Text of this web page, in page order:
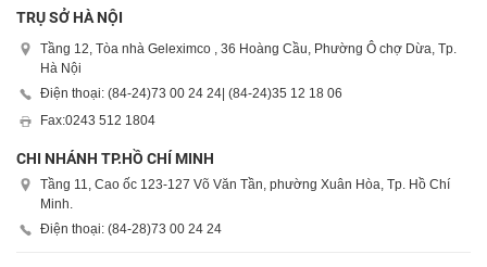
TRỤ SỞ HÀ NỘI
Tầng 12, Tòa nhà Geleximco , 36 Hoàng Cầu, Phường Ô chợ Dừa, Tp.
Hà Nội
Điện thoại: (84-24)73 00 24 24 | (84-24)35 12 18 06
Fax:0243 512 1804
CHI NHÁNH TP.HỒ CHÍ MINH
Tầng 11, Cao ốc 123-127 Võ Văn Tần, phường Xuân Hòa, Tp. Hồ Chí
Minh.
Điện thoại: (84-28)73 00 24 24